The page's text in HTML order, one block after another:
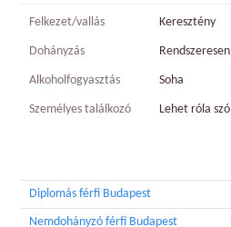
Felkezet/vallás Keresztény
Dohányzás Rendszeresen
Alkoholfogyasztás Soha
Személyes találkozó Lehet róla szó
Diplomás férfi Budapest
Nemdohányzó férfi Budapest